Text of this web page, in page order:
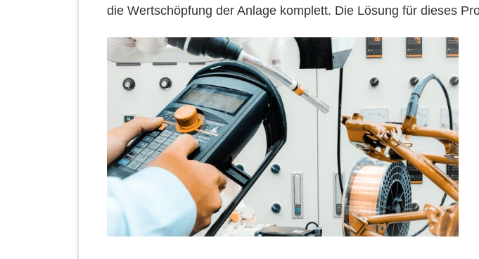
die Wertschöpfung der Anlage komplett. Die Lösung für dieses